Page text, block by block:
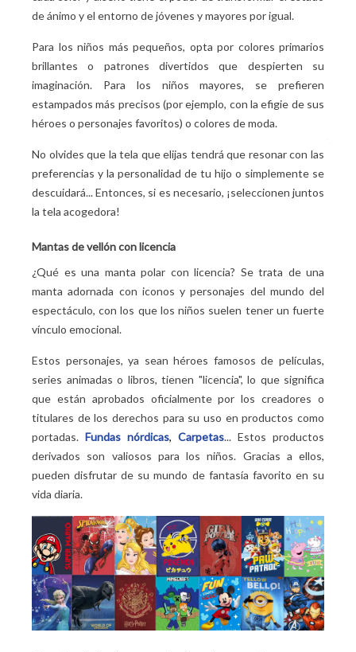
de ánimo y el entorno de jóvenes y mayores por igual.
Para los niños más pequeños, opta por colores primarios
brillantes o patrones divertidos que despierten su
imaginación. Para los niños mayores, se prefieren
estampados más precisos (por ejemplo, con la efigie de sus
héroes o personajes favoritos) o colores de moda.
No olvides que la tela que elijas tendrá que resonar con las
preferencias y la personalidad de tu hijo o simplemente se
descuidará... Entonces, si es necesario, ¡seleccionen juntos
la tela acogedora!
Mantas de vellón con licencia
¿Qué es una manta polar con licencia? Se trata de una
manta adornada con iconos y personajes del mundo del
espectáculo, con los que los niños suelen tener un fuerte
vínculo emocional.
Estos personajes, ya sean héroes famosos de películas,
series animadas o libros, tienen "licencia", lo que significa
que están aprobados oficialmente por los creadores o
titulares de los derechos para su uso en productos como
portadas. Fundas nórdicas, Carpetas... Estos productos
derivados son valiosos para los niños. Gracias a ellos,
pueden disfrutar de su mundo de fantasía favorito en su
vida diaria.